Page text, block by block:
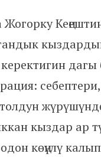
кыздар ар
көңүлү